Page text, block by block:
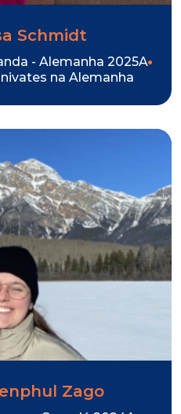
Schmidt
- Alemanha 2025A
na Alemanha
Zago